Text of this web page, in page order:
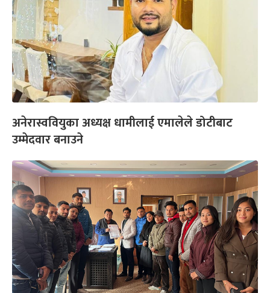
अनेरास्ववियुका अध्यक्ष धामीलाई एमालेले डोटीबाट
उम्मेदवार बनाउने